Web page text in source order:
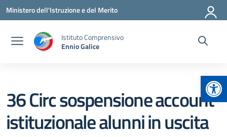
Vai ai contenuti
Vai al menu di navigazione
Vai al footer
Ministero dell'Istruzione e del Merito
Istituto Comprensivo
Ennio Galice
36 Circ sospensione account
istituzionale alunni in uscita